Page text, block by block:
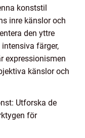
konststil
inre känslor och
den yttre
färger,
expressionismen
känslor och
Utforska de
för